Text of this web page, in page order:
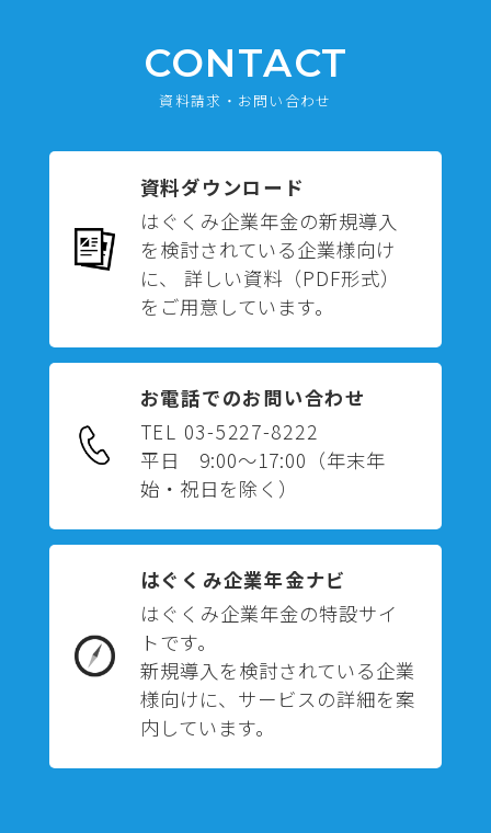
CONTACT
資料請求・お問い合わせ
資料ダウンロード
はぐくみ企業年金の新規導入
を検討されている企業様向け
に、 詳しい資料（PDF形式）
をご用意しています。
お電話でのお問い合わせ
TEL 03-5227-8222
平日 9:00～17:00 （年末年
始・祝日を除く）
はぐくみ企業年金ナビ
はぐくみ企業年金の特設サイ
トです。
新規導入を検討されている企業
様向けに、サービスの詳細を案
内しています。